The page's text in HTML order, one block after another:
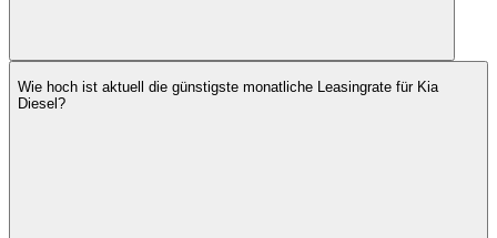
Wie hoch ist aktuell die günstigste monatliche Leasingrate für Kia
Diesel?